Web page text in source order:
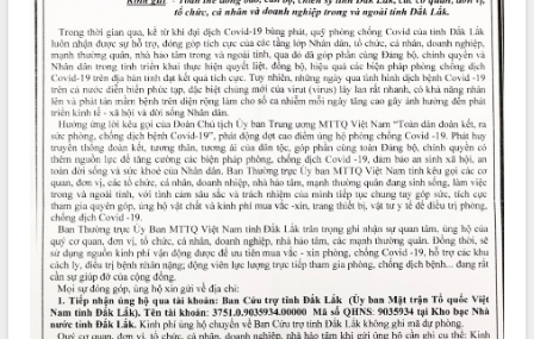
QUY HOẠCH - KẾ HOẠCH